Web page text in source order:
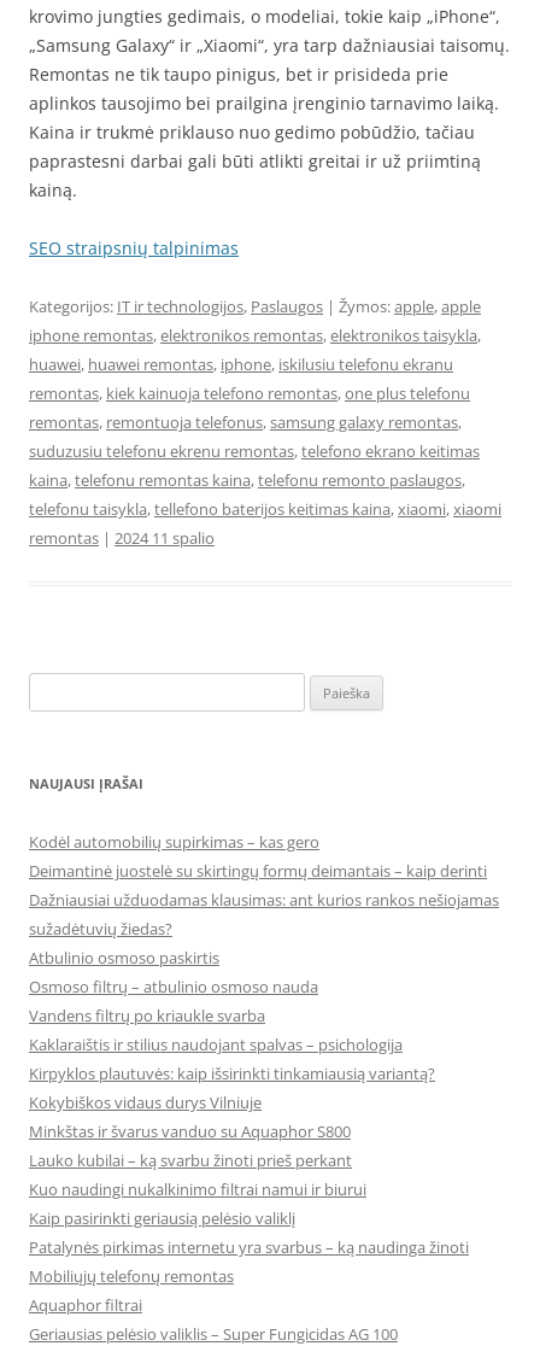
krovimo jungties gedimais, o modeliai, tokie kaip „iPhone“,
„Samsung Galaxy“ ir „Xiaomi“, yra tarp dažniausiai taisomų.
Remontas ne tik taupo pinigus, bet ir prisideda prie
aplinkos tausojimo bei prailgina įrenginio tarnavimo laiką.
Kaina ir trukmė priklauso nuo gedimo pobūdžio, tačiau
paprastesni darbai gali būti atlikti greitai ir už priimtiną
kainą.
SEO straipsnių talpinimas
Kategorijos: IT ir technologijos, Paslaugos | Žymos:apple,apple
iphone remontas,elektronikos remontas,elektronikos taisykla,
huawei, huawei remontas, iphone, iskilusiu telefonu ekranu
remontas, kiek kainuoja telefono remontas,one plus telefonu
remontas, remontuoja telefonus,samsung galaxy remontas,
suduzusiu telefonu ekrenu remontas,telefono ekrano keitimas
kaina,telefonu remontas kaina,telefonu remonto paslaugos,
telefonu taisykla,tellefono baterijos keitimas kaina,xiaomi,xiaomi
remontas | 2024 11 spalio
NAUJAUSI ĮRAŠAI
Kodėl automobilių supirkimas – kas gero
Deimantinė juostelė su skirtingų formų deimantais – kaip derinti
Dažniausiai užduodamas klausimas: ant kurios rankos nešiojamas
sužadėtuvių žiedas?
Atbulinio osmoso paskirtis
Osmoso filtrų – atbulinio osmoso nauda
Vandens filtrų po kriaukle svarba
Kaklaraištis ir stilius naudojant spalvas – psichologija
Kirpyklos plautuvės: kaip išsirinkti tinkamiausią variantą?
Kokybiškos vidaus durys Vilniuje
Minkštas ir švarus vanduo su Aquaphor S800
Lauko kubilai – ką svarbu žinoti prieš perkant
Kuo naudingi nukalkinimo filtrai namui ir biurui
Kaip pasirinkti geriausią pelėsio valiklį
Patalynės pirkimas internetu yra svarbus – ką naudinga žinoti
Mobiliųjų telefonų remontas
Aquaphor filtrai
Geriausias pelėsio valiklis – Super Fungicidas AG 100